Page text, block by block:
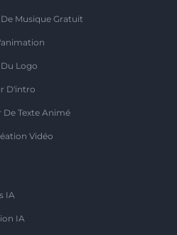
Musique Gratuit
Logo
D'intro
De Texte Animé
Vidéo
IA
IA